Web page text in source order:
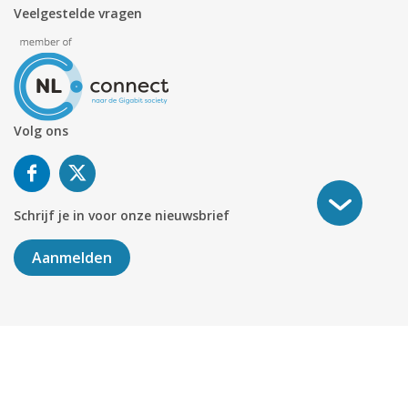
Veelgestelde vragen
Volg ons
Schrijf je in voor onze nieuwsbrief
Aanmelden